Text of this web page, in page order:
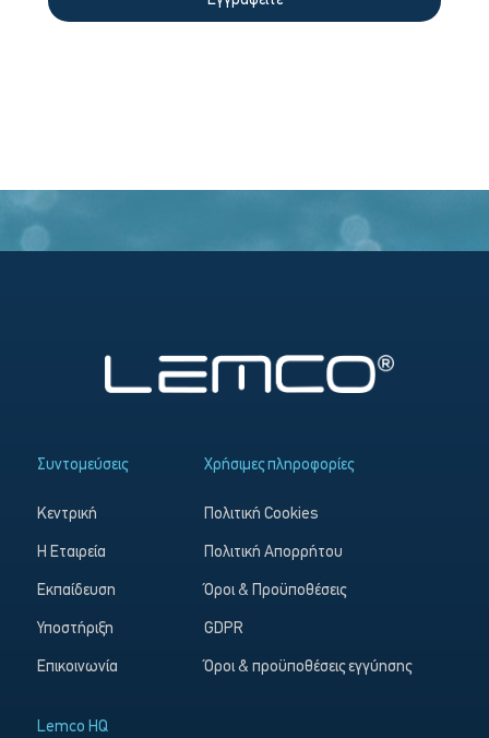
Συντομεύσεις
Κεντρική
Η Εταιρεία
Εκπαίδευση
Υποστήριξη
Επικοινωνία
Χρήσιμες πληροφορίες
Πολιτική Cookies
Πολιτική Απορρήτου
Όροι & Προϋποθέσεις
GDPR
Όροι & προϋποθέσεις εγγύησης
Lemco HQ